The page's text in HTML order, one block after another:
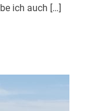
ich auch […]